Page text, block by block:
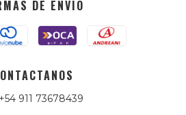
DE ENVÍO
+54 911 73678439